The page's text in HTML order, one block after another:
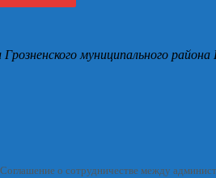
муниципального
Соглашение о сотрудничестве между